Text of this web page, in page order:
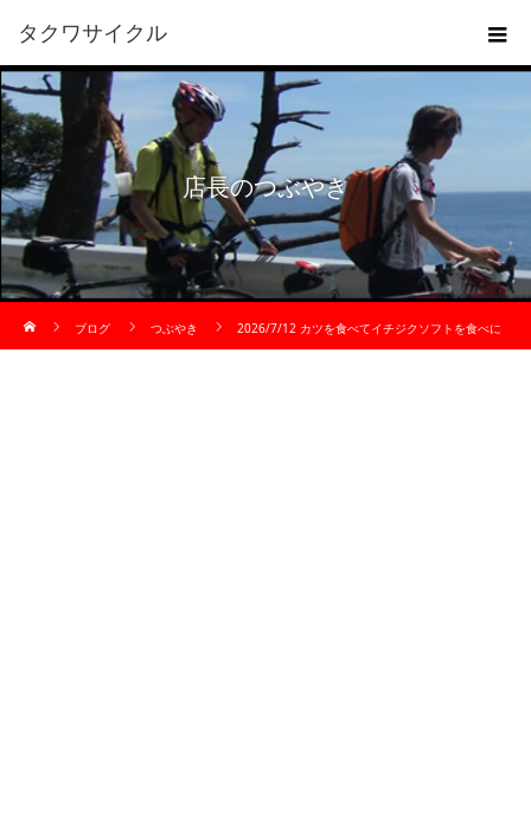
タクワサイクル
店長のつぶやき
ブログ
つぶやき 2026/7/12 カツを食べてイチジクソフトを食べに